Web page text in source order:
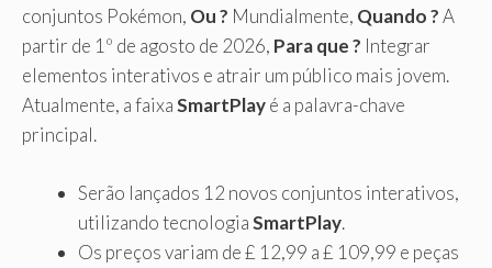
conjuntos Pokémon, Ou ? Mundialmente, Quando ?A
partir de 1º de agosto de 2026, Para que ? Integrar
elementos interativos e atrair um público mais jovem.
Atualmente, a faixaSmartPlayé a palavra-chave
principal.
Serão lançados 12 novos conjuntos interativos,
utilizando tecnologiaSmartPlay.
Os preços variam de £ 12,99 a £ 109,99 e peças